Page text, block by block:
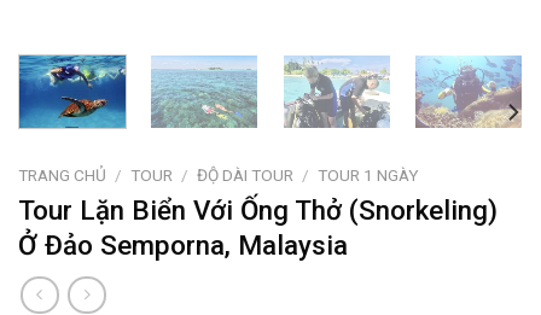
TRANG CHỦ / TOUR / ĐỘ DÀI TOUR / TOUR 1 NGÀY
Tour Lặn Biển Với Ống Thở (Snorkeling)
Ở Đảo Semporna, Malaysia